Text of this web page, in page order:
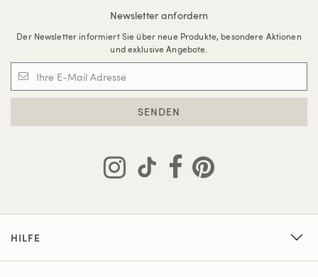
Newsletter anfordern
Der Newsletter informiert Sie über neue Produkte, besondere Aktionen
und exklusive Angebote.
SENDEN
HILFE